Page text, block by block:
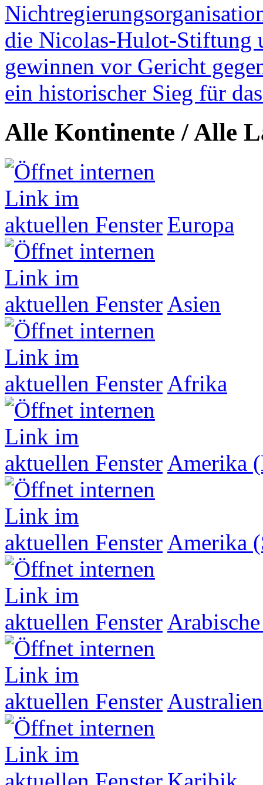
die Nicolas-Hulot-Stiftung
gewinnen vor Gericht
ein historischer Sieg für
Alle Kontinente / Alle
Europa
Asien
Afrika
Amerika
Amerika
Australien